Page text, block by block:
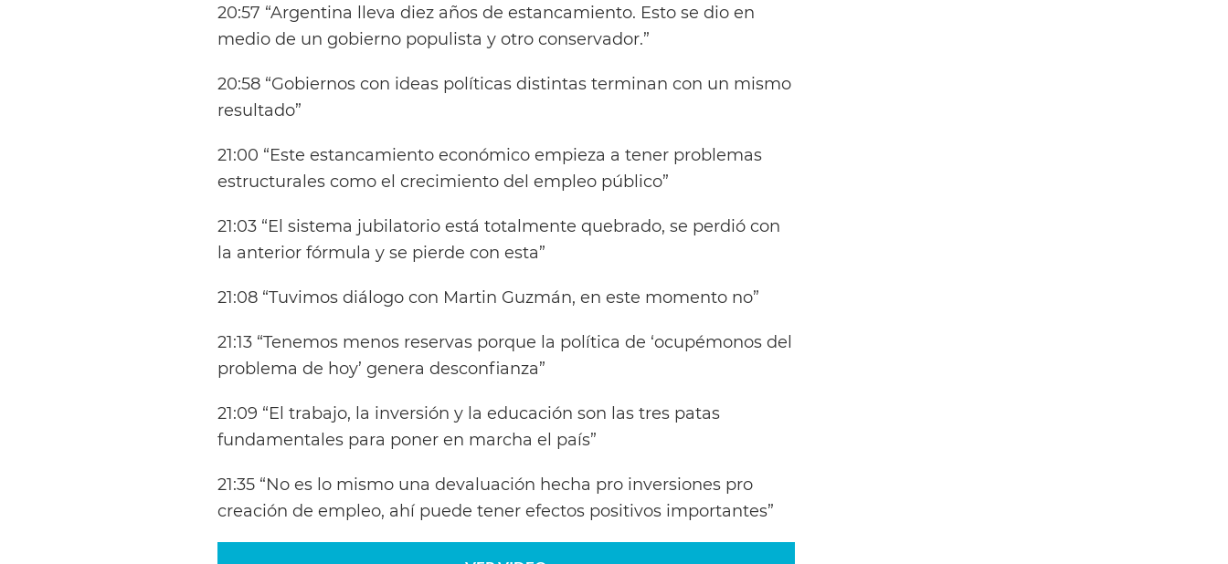
20:57 “Argentina lleva diez años de estancamiento. Esto se dio en
medio de un gobierno populista y otro conservador.”
20:58 “Gobiernos con ideas políticas distintas terminan con un mismo
resultado”
21:00 “Este estancamiento económico empieza a tener problemas
estructurales como el crecimiento del empleo público”
21:03 “El sistema jubilatorio está totalmente quebrado, se perdió con
la anterior fórmula y se pierde con esta”
21:08 “Tuvimos diálogo con Martin Guzmán, en este momento no”
21:13 “Tenemos menos reservas porque la política de ‘ocupémonos del
problema de hoy’ genera desconfianza”
21:09 “El trabajo, la inversión y la educación son las tres patas
fundamentales para poner en marcha el país”
21:35 “No es lo mismo una devaluación hecha pro inversiones pro
creación de empleo, ahí puede tener efectos positivos importantes”